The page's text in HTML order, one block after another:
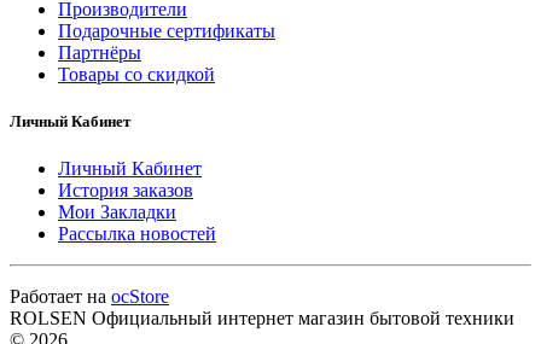
Производители
Подарочные сертификаты
Партнёры
Товары со скидкой
Личный Кабинет
Личный Кабинет
История заказов
Мои Закладки
Рассылка новостей
Работает на ocStore
ROLSEN Официальный интернет магазин бытовой техники
© 2026